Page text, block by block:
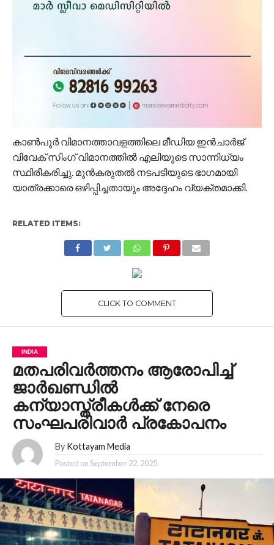
കാൺപൂർ വിമാനത്താവളത്തിലെ മീഡിയ ഇൻചാർജ്
വിവേക് ​​സിംഗ് വിമാനത്തിൽ എലിയുടെ സാന്നിധ്യം
സ്ഥിരീകരിച്ചു. മുൻകരുതൽ നടപടിയുടെ ഭാഗമായി
യാത്രക്കാരെ ഒഴിപ്പിച്ചതായും അദ്ദേഹം വ്യക്തമാക്കി.
RELATED ITEMS:
CLICK TO COMMENT
INDIA
മതപരിവർത്തനം ആരോപിച്ച്
ജാർഖണ്ഡിൽ
കന്യാസ്ത്രീകൾക്ക് നേരെ
സംഘപരിവാർ പ്രകോപനം
By Kottayam Media
Posted onSeptember 22, 2025